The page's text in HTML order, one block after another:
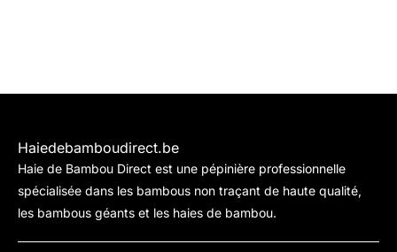
Haiedebamboudirect.be
Haie de Bambou Direct est une pépinière professionnelle
spécialisée dans les bambous non traçant de haute qualité,
les bambous géants et les haies de bambou.